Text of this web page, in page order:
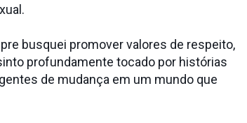
busquei promover valores de respeito,
profundamente tocado por histórias
de mudança em um mundo que